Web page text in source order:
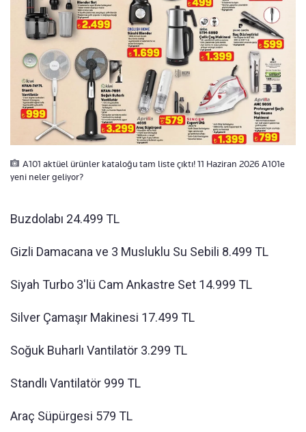
A101 aktüel ürünler kataloğu tam liste çıktı! 11 Haziran 2026 A101e
yeni neler geliyor?
Buzdolabı 24.499 TL
Gizli Damacana ve 3 Musluklu Su Sebili 8.499 TL
Siyah Turbo 3'lü Cam Ankastre Set 14.999 TL
Silver Çamaşır Makinesi 17.499 TL
Soğuk Buharlı Vantilatör 3.299 TL
Standlı Vantilatör 999 TL
Araç Süpürgesi 579 TL